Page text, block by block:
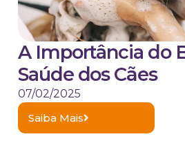
A Importância do
Saúde dos Cães
07/02/2025
Saiba Mais